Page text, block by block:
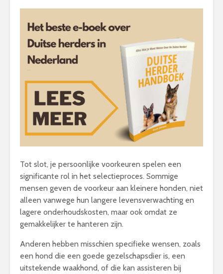
Tot slot, je persoonlijke voorkeuren spelen een
significante rol in het selectieproces. Sommige
mensen geven de voorkeur aan kleinere honden, niet
alleen vanwege hun langere levensverwachting en
lagere onderhoudskosten, maar ook omdat ze
gemakkelijker te hanteren zijn.
Anderen hebben misschien specifieke wensen, zoals
een hond die een goede gezelschapsdier is, een
uitstekende waakhond, of die kan assisteren bij